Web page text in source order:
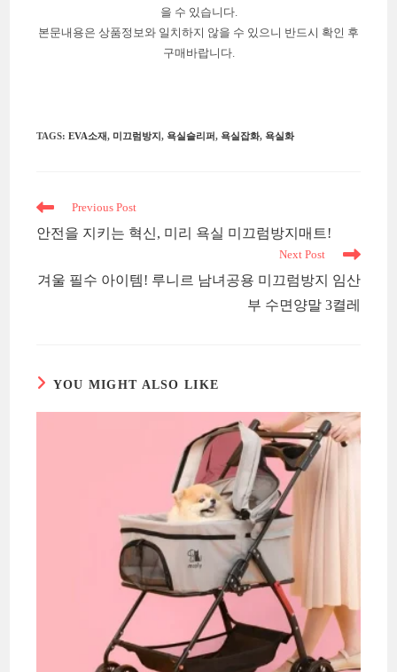
을 수 있습니다.
본문내용은 상품정보와 일치하지 않을 수 있으니 반드시 확인 후
구매바랍니다.
TAGS:EVA소재, 미끄럼방지, 욕실슬리퍼, 욕실잡화, 욕실화
Read
articles
Previous Post
안전을 지키는 혁신, 미리 욕실 미끄럼방지매트!
Next Post
겨울 필수 아이템! 루니르 남녀공용 미끄럼방지 임산
부 수면양말 3켤레
YOU MIGHT ALSO LIKE